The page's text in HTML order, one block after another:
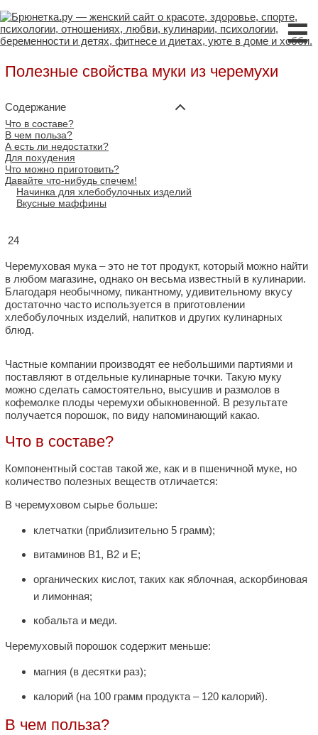
☰
Полезные свойства муки из черемухи
Содержание
Что в составе?
В чем польза?
А есть ли недостатки?
Для похудения
Что можно приготовить?
Давайте что-нибудь спечем!
Начинка для хлебобулочных изделий
Вкусные маффины
24
Черемуховая мука – это не тот продукт, который можно найти
в любом магазине, однако он весьма известный в кулинарии.
Благодаря необычному, пикантному, удивительному вкусу
достаточно часто используется в приготовлении
хлебобулочных изделий, напитков и других кулинарных
блюд.
Частные компании производят ее небольшими партиями и
поставляют в отдельные кулинарные точки. Такую муку
можно сделать самостоятельно, высушив и размолов в
кофемолке плоды черемухи обыкновенной. В результате
получается порошок, по виду напоминающий какао.
Что в составе?
Компонентный состав такой же, как и в пшеничной муке, но
количество полезных веществ отличается:
В черемуховом сырье больше:
клетчатки (приблизительно 5 грамм);
витаминов В1, В2 и Е;
органических кислот, таких как яблочная, аскорбиновая
и лимонная;
кобальта и меди.
Черемуховый порошок содержит меньше:
магния (в десятки раз);
калорий (на 100 грамм продукта – 120 калорий).
В чем польза?